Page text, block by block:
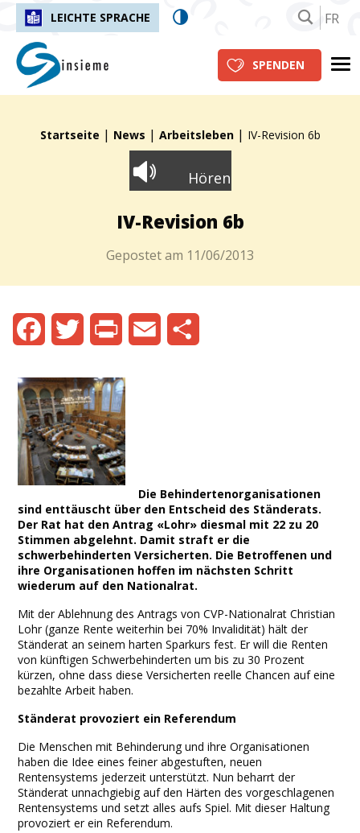
LEICHTE SPRACHE FR
insieme.ch
SPENDEN
Fil d'Ariane :
Startseite | News | Arbeitsleben | IV-Revision 6b
Hören
IV-Revision 6b
Gepostet am 11/06/2013
Die Behindertenorganisationen
sind enttäuscht über den Entscheid des Ständerats.
Der Rat hat den Antrag «Lohr» diesmal mit 22 zu 20
Stimmen abgelehnt. Damit straft er die
schwerbehinderten Versicherten. Die Betroffenen und
ihre Organisationen hoffen im nächsten Schritt
wiederum auf den Nationalrat.
Mit der Ablehnung des Antrags von CVP-Nationalrat Christian
Lohr (ganze Rente weiterhin bei 70% Invalidität) hält der
Ständerat an seinem harten Sparkurs fest. Er will die Renten
von künftigen Schwerbehinderten um bis zu 30 Prozent
kürzen, ohne dass diese Versicherten reelle Chancen auf eine
bezahlte Arbeit haben.
Ständerat provoziert ein Referendum
Die Menschen mit Behinderung und ihre Organisationen
haben die Idee eines feiner abgestuften, neuen
Rentensystems jederzeit unterstützt. Nun beharrt der
Ständerat unnachgiebig auf den Härten des vorgeschlagenen
Rentensystems und setzt alles aufs Spiel. Mit dieser Haltung
provoziert er ein Referendum.